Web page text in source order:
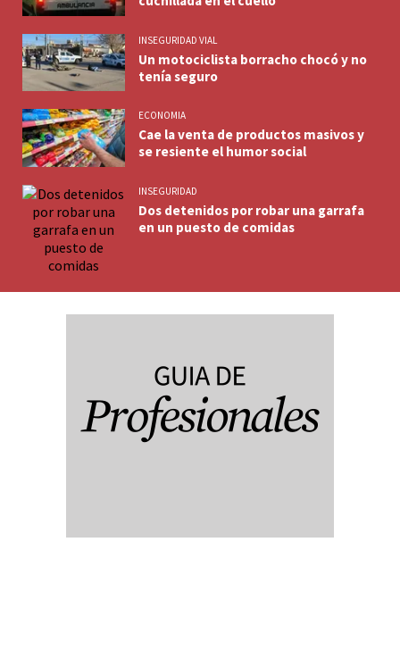
INSEGURIDAD VIAL
Un motociclista borracho chocó y no
tenía seguro
ECONOMIA
Cae la venta de productos masivos y
se resiente el humor social
INSEGURIDAD
Dos detenidos por robar una garrafa
en un puesto de comidas